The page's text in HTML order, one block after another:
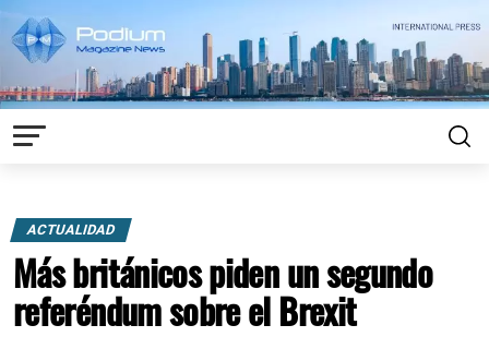
ACTUALIDAD
Más británicos piden un segundo
referéndum sobre el Brexit